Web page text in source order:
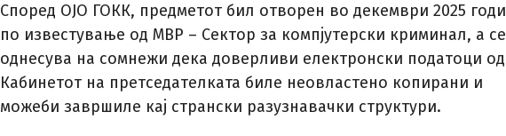
Според ОЈО ГОКК, предметот бил отворен во декември 2025
по известување од МВР – Сектор за компјутерски криминал, а се
однесува на сомнежи дека доверливи електронски податоци од
Кабинетот на претседателката биле неовластено копирани и
можеби завршиле кај странски разузнавачки структури.